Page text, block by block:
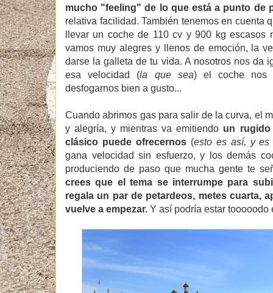
mucho "feeling" de lo que está a punto de
relativa facilidad. También tenemos en cuenta
llevar un coche de 110 cv y 900 kg escasos
vamos muy alegres y llenos de emoción, la
darse la galleta de tu vida. A nosotros nos da
esa velocidad (la que sea) el coche nos
desfogarnos bien a gusto...
Cuando abrimos gas para salir de la curva, el
y alegría, y mientras va emitiendo un
clásico puede ofrecernos(esto es así, y es
gana velocidad sin esfuerzo, y los demás
produciendo de paso que mucha gente te
crees que el tema se interrumpe para
regala un par de petardeos, metes cuarta,
vuelve a empezar. Y así podría estar